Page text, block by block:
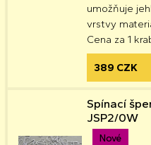
umožňuje
vrstvy
Cena za 1
389 CZK
Nové
Spínací
JSP2/0W